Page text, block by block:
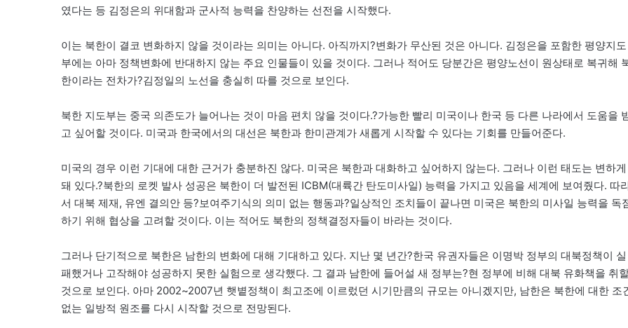
였다는 등 김정은의 위대함과 군사적 능력을 찬양하는 선전을 시작했다.
이는 북한이 결코 변화하지 않을 것이라는 의미는 아니다. 아직까지?변화가 무산된 것은 아니다. 김정은을 포함한 평양지도
부에는 아마 정책변화에 반대하지 않는 주요 인물들이 있을 것이다. 그러나 적어도 당분간은 평양노선이 원상태로 복귀해
한이라는 전차가?김정일의 노선을 충실히 따를 것으로 보인다.
북한 지도부는 중국 의존도가 늘어나는 것이 마음 편치 않을 것이다.?가능한 빨리 미국이나 한국 등 다른 나라에서 도움을
고 싶어할 것이다. 미국과 한국에서의 대선은 북한과 한미관계가 새롭게 시작할 수 있다는 기회를 만들어준다.
미국의 경우 이런 기대에 대한 근거가 충분하진 않다. 미국은 북한과 대화하고 싶어하지 않는다. 그러나 이런 태도는 변하게
돼 있다.?북한의 로켓 발사 성공은 북한이 더 발전된 ICBM(대륙간 탄도미사일) 능력을 가지고 있음을 세계에 보여줬다. 따
서 대북 제재, 유엔 결의안 등?보여주기식의 의미 없는 행동과?일상적인 조치들이 끝나면 미국은 북한의 미사일 능력을 독
하기 위해 협상을 고려할 것이다. 이는 적어도 북한의 정책결정자들이 바라는 것이다.
그러나 단기적으로 북한은 남한의 변화에 대해 기대하고 있다. 지난 몇 년간?한국 유권자들은 이명박 정부의 대북정책이 실
패했거나 고작해야 성공하지 못한 실험으로 생각했다. 그 결과 남한에 들어설 새 정부는?현 정부에 비해 대북 유화책을 취
것으로 보인다. 아마 2002~2007년 햇볕정책이 최고조에 이르렀던 시기만큼의 규모는 아니겠지만, 남한은 북한에 대한 조
없는 일방적 원조를 다시 시작할 것으로 전망된다.